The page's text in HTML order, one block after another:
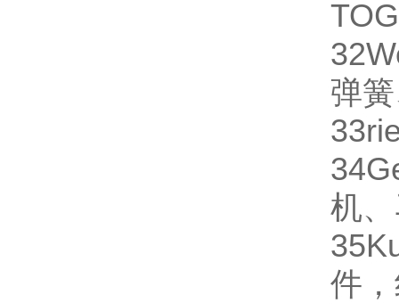
32
弹
33
34
机
35
件